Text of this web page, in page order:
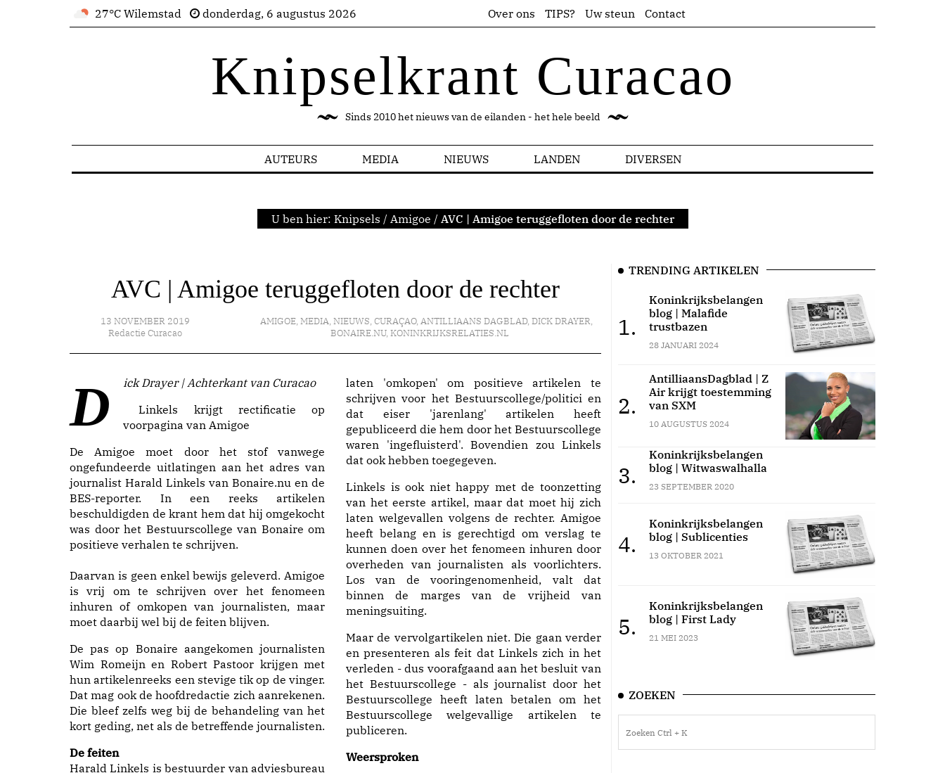
27°C Wilemstad donderdag, 6 augustus 2026 Over ons TIPS? Uw steun Contact
Knipselkrant Curacao
Sinds 2010 het nieuws van de eilanden - het hele beeld
AUTEURS MEDIA NIEUWS LANDEN DIVERSEN
U ben hier: Knipsels / Amigoe / AVC | Amigoe teruggefloten door de rechter
AVC | Amigoe teruggefloten door de rechter
13 NOVEMBER 2019
Redactie Curacao
AMIGOE,MEDIA,NIEUWS,CURAÇAO,ANTILLIAANS DAGBLAD,DICK DRAYER,
BONAIRE.NU, KONINKRIJKSRELATIES.NL
Dick Drayer | Achterkant van Curacao
Linkels krijgt rectificatie op
voorpagina van Amigoe
De Amigoe moet door het stof vanwege
ongefundeerde uitlatingen aan het adres van
journalist Harald Linkels van Bonaire.nu en de
BES-reporter. In een reeks artikelen
beschuldigden de krant hem dat hij omgekocht
was door het Bestuurscollege van Bonaire om
positieve verhalen te schrijven.
Daarvan is geen enkel bewijs geleverd. Amigoe
is vrij om te schrijven over het fenomeen
inhuren of omkopen van journalisten, maar
moet daarbij wel bij de feiten blijven.
De pas op Bonaire aangekomen journalisten
Wim Romeijn en Robert Pastoor krijgen met
hun artikelenreeks een stevige tik op de vinger.
Dat mag ook de hoofdredactie zich aanrekenen.
Die bleef zelfs weg bij de behandeling van het
kort geding, net als de betreffende journalisten.
De feiten
Harald Linkels is bestuurder van adviesbureau
laten 'omkopen' om positieve artikelen te
schrijven voor het Bestuurscollege/politici en
dat eiser 'jarenlang' artikelen heeft
gepubliceerd die hem door het Bestuurscollege
waren 'ingefluisterd'. Bovendien zou Linkels
dat ook hebben toegegeven.
Linkels is ook niet happy met de toonzetting
van het eerste artikel, maar dat moet hij zich
laten welgevallen volgens de rechter. Amigoe
heeft belang en is gerechtigd om verslag te
kunnen doen over het fenomeen inhuren door
overheden van journalisten als voorlichters.
Los van de vooringenomenheid, valt dat
binnen de marges van de vrijheid van
meningsuiting.
Maar de vervolgartikelen niet. Die gaan verder
en presenteren als feit dat Linkels zich in het
verleden - dus voorafgaand aan het besluit van
het Bestuurscollege - als journalist door het
Bestuurscollege heeft laten betalen om het
Bestuurscollege welgevallige artikelen te
publiceren.
Weersproken
TRENDING ARTIKELEN
1.
Koninkrijksbelangen
blog | Malafide
trustbazen
28 JANUARI 2024
2.
AntilliaansDagblad | Z
Air krijgt toestemming
van SXM
10 AUGUSTUS 2024
3.
Koninkrijksbelangen
blog | Witwaswalhalla
23 SEPTEMBER 2020
4.
Koninkrijksbelangen
blog | Sublicenties
13 OKTOBER 2021
5.
Koninkrijksbelangen
blog | First Lady
21 MEI 2023
ZOEKEN